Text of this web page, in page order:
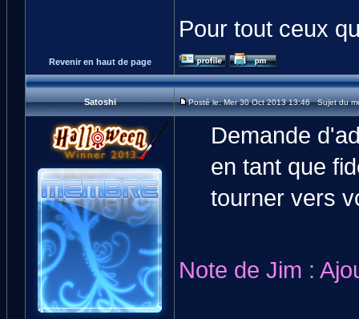
Pour tout ceux
Revenir en haut de page
Satoshi Posté le: Mer 30 Oct 2013 13:46 Sujet du
Demande
en tant que
tourner vers
Note de Jim :